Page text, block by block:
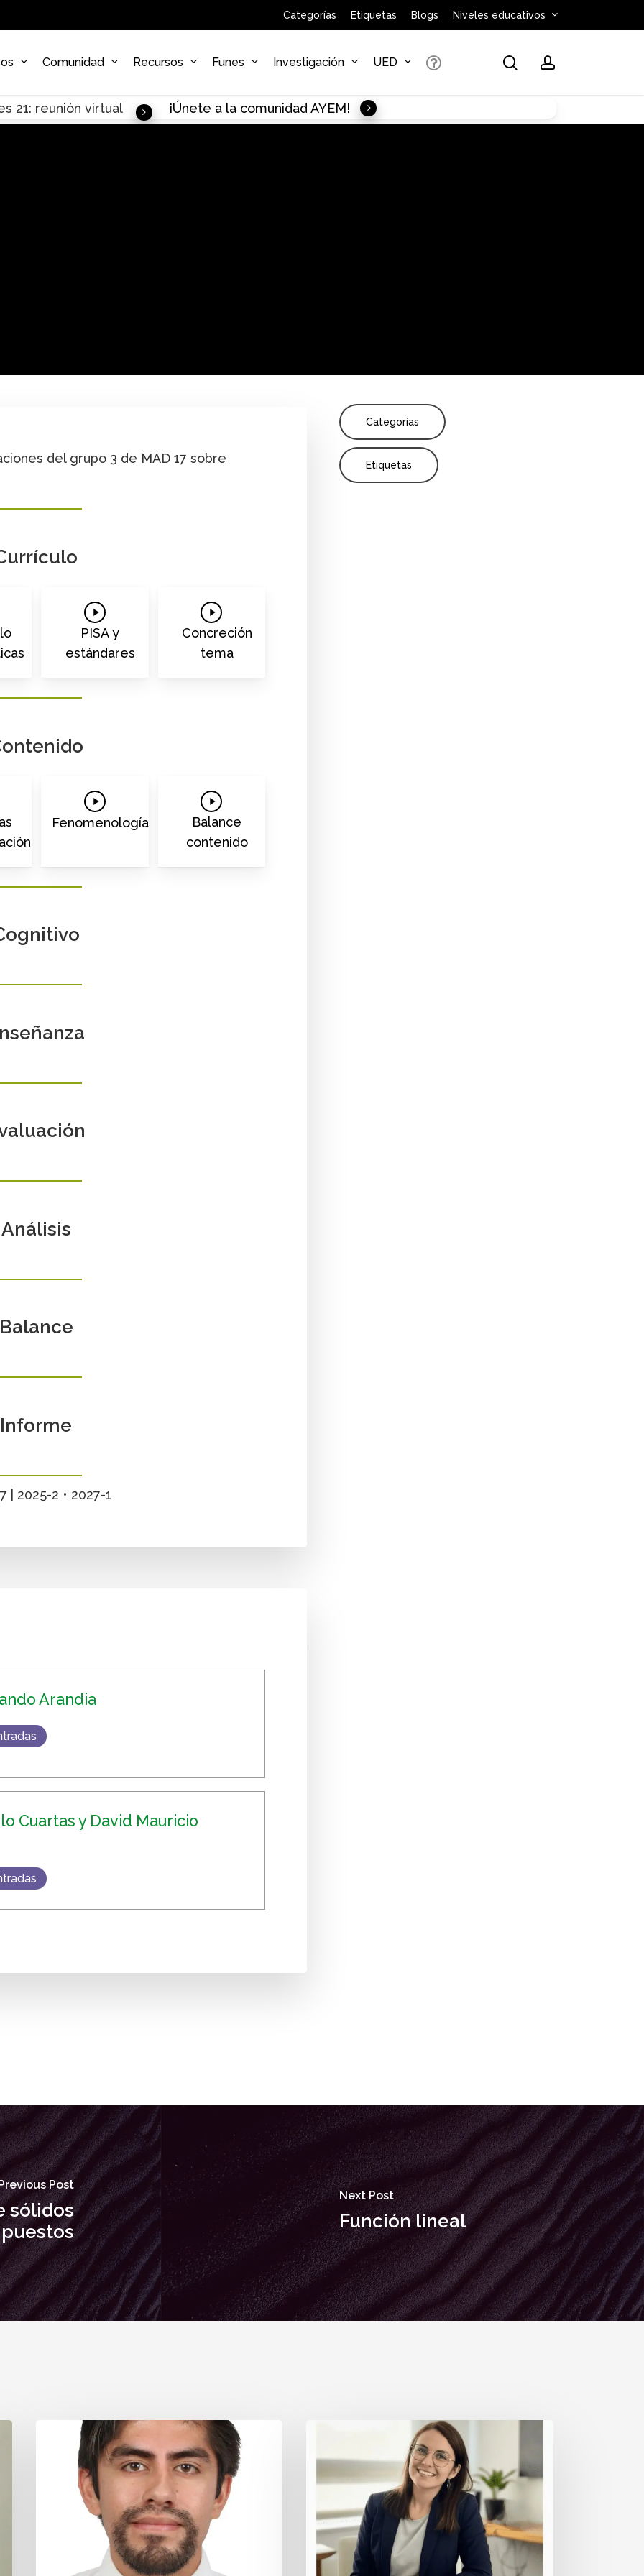
Categorías Etiquetas Blogs Niveles educativos
Comunidad Recursos Funes Investigación UED searchaccount
21: reunión virtual ¡Únete a la comunidad AYEM!
del grupo 3 de MAD 17 sobre
Play
Video
PISA y
estándares
Play
Video
Concreción
tema
Play
Video
Fenomenología
Play
Video
Balance
contenido
Análisis
Balance
Informe
| 2025-2 • 2027-1
Arandia
Cuartas y David Mauricio
Categorías
Etiquetas
Post
sólidos
Next Post
Función lineal